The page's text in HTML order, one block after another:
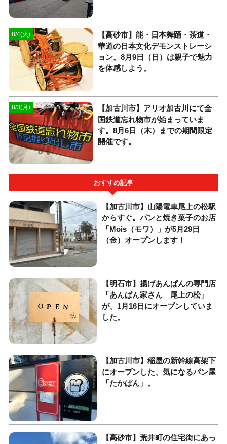
8/4(火)
【高砂市】能・日本舞踊・茶道・
華道の日本文化デモンストレーシ
ョン。8月9日（日）は親子で魅力
を体感しよう。
8/3(月)
【加古川市】アリオ加古川にて全
国鉄道忘れ物市が始まっていま
す。8月6日（木）までの期間限定
開催です。
おすすめ記事
【加古川市】山陽電車尾上の松駅
からすぐ。パンと焼き菓子のお店
「Mois（モワ）」が5月29日
（金）オープンします！
【明石市】揚げあんぱんの専門店
「あんぱん家さん 尾上の松」
が、1月16日にオープンしていま
した。
【加古川市】稲屋の新幹線高架下
にオープンした、気になるパン屋
「たかぱん」。
【高砂市】荒井町の住宅街にあっ